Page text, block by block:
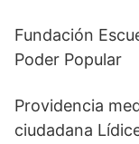
Fundación
Poder Popular
Providencia
ciudadana